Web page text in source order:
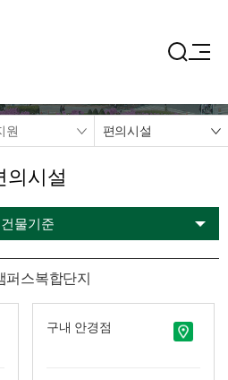
원 편의시설
의시설
건물기준
퍼스복합단지
구내 안경점